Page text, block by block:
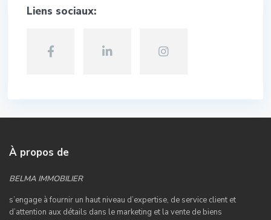
Liens sociaux:
À propos de
BELMA IMMOBILIER
s’engage à fournir un haut niveau d’expertise, de service client et
d’attention aux détails dans le marketing et la vente de biens